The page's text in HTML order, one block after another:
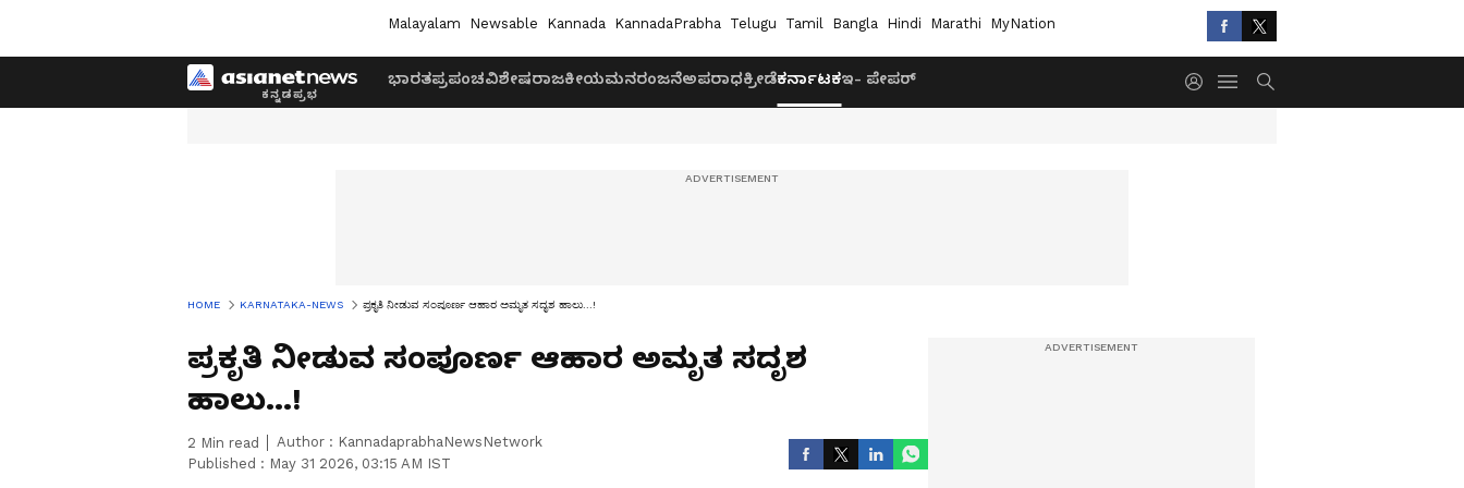
Malayalam Newsable Kannada KannadaPrabha Telugu Tamil Bangla Hindi Marathi MyNation
ಭಾರತಪ್ರಪಂಚವಿಶೇಷರಾಜಕೀಯಮನರಂಜನೆಅಪರಾಧಕ್ರೀಡೆಕರ್ನಾಟಕಇ- ಪೇಪರ್
HOME KARNATAKA-NEWS ಪ್ರಕೃತಿ ನೀಡುವ ಸಂಪೂರ್ಣ ಆಹಾರ ಅಮೃತ ಸದೃಶ ಹಾಲು...!
ಪ್ರಕೃತಿ ನೀಡುವ ಸಂಪೂರ್ಣ ಆಹಾರ ಅಮೃತ ಸದೃಶ
ಹಾಲು...!
2 Min read Author : KannadaprabhaNewsNetwork
Published : May 31 2026, 03:15 AM IST